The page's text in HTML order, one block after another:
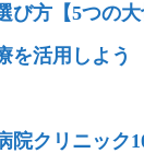
方【5つの大
を活用しよう
院クリニック